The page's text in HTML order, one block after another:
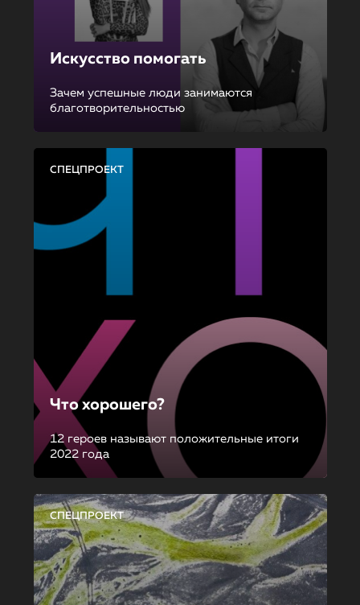
Искусство помогать
Зачем успешные люди занимаются
благотворительностью
СПЕЦПРОЕКТ
Что хорошего?
12 героев называют положительные итоги
2022 года
СПЕЦПРОЕКТ